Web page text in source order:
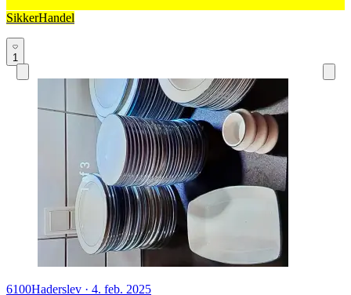
SikkerHandel
1
6100Haderslev · 4. feb. 2025